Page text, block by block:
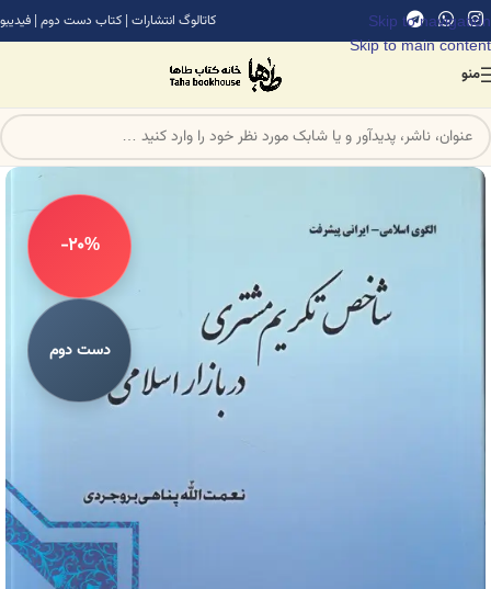
Skip to navigation
Skip to main content
کاتالوگ انتشارات | کتاب دست دوم | فیدیبو
منو
-20%
دست دوم